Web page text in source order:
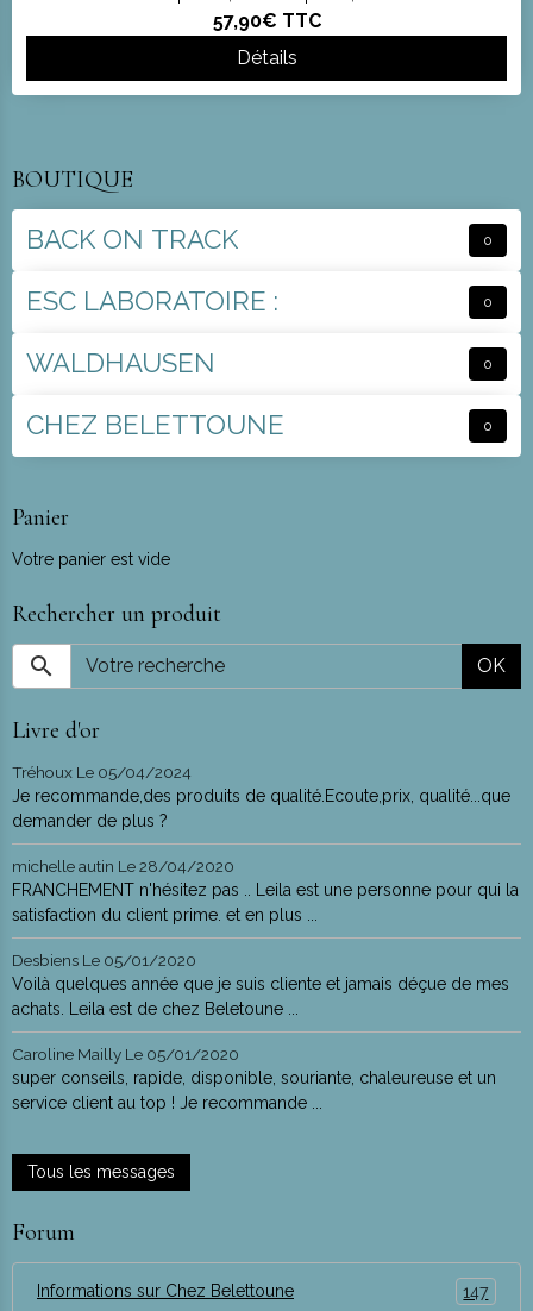
57,90€ TTC
Détails
BOUTIQUE
BACK ON TRACK 0
ESC LABORATOIRE : 0
WALDHAUSEN 0
CHEZ BELETTOUNE 0
Panier
Votre panier est vide
Rechercher un produit
OK
Livre d'or
Tréhoux Le 05/04/2024
Je recommande,des produits de qualité.Ecoute,prix, qualité...que
demander de plus ?
michelle autin Le 28/04/2020
FRANCHEMENT n'hésitez pas .. Leila est une personne pour qui la
satisfaction du client prime. et en plus ...
Desbiens Le 05/01/2020
Voilà quelques année que je suis cliente et jamais déçue de mes
achats. Leila est de chez Beletoune ...
Caroline Mailly Le 05/01/2020
super conseils, rapide, disponible, souriante, chaleureuse et un
service client au top ! Je recommande ...
Tous les messages
Forum
Informations sur Chez Belettoune 147